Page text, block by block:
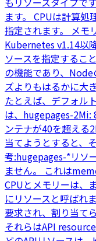
ます。 CPUは計算
指定されます。 メモ
Kubernetes v1.14以
ソースを指定するこ
の機能であり、
ズよりもはるかに大
たとえば、デフォル
は、hugepages-
ンテナが40を超える
当てようとすると、
考:hugepages-*リソ
ません。 これは
CPUとメモリーは、
にリソースと呼ばれ
要求され、割り当て
それらはAPI